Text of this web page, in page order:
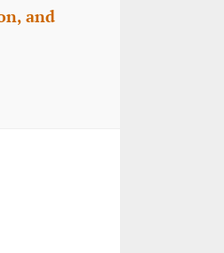
and